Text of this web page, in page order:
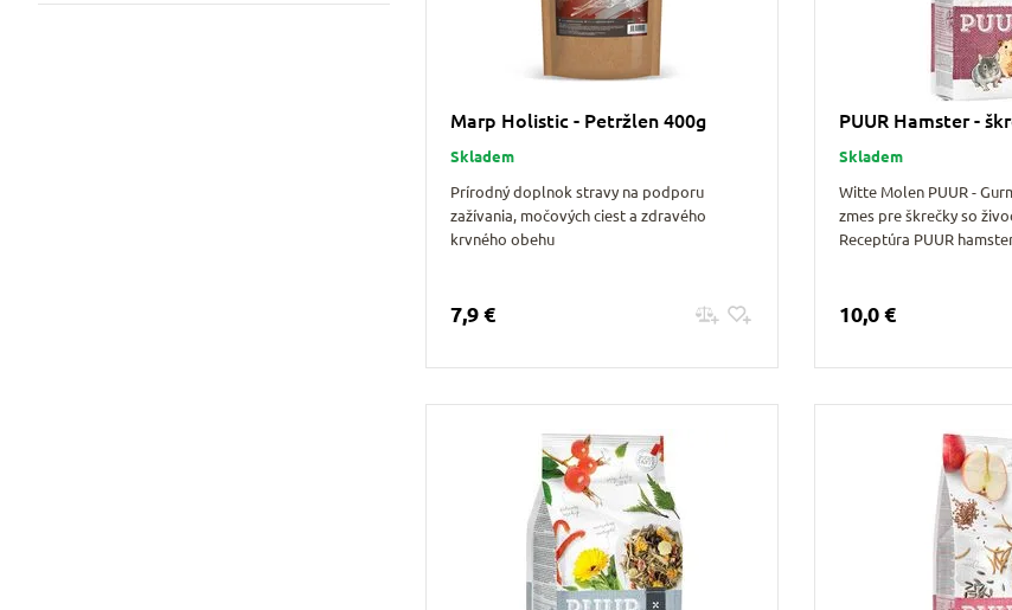
Marp Holistic - Petržlen 400g
Skladem
Prírodný doplnok stravy na podporu
zažívania, močových ciest a zdravého
krvného obehu
7,9 €
PUUR Hamster -
Skladem
Witte Molen PUUR -
zmes pre škrečky so
Receptúra PUUR
10,0 €